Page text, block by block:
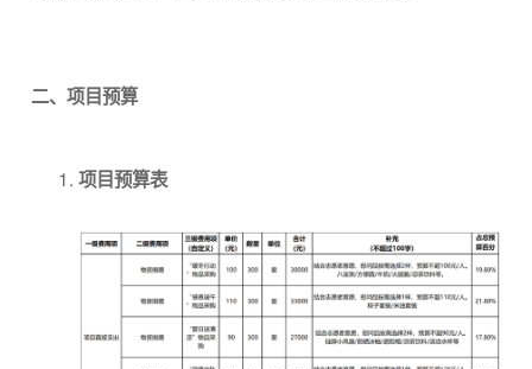
二、项目预算
项目预算表